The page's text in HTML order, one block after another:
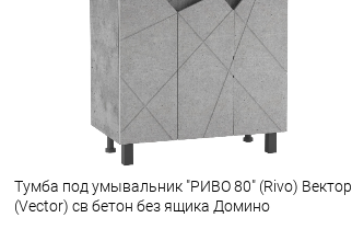
Тумба под умывальник "РИВО 80" (Rivo) Вектор
(Vector) св бетон без ящика Домино